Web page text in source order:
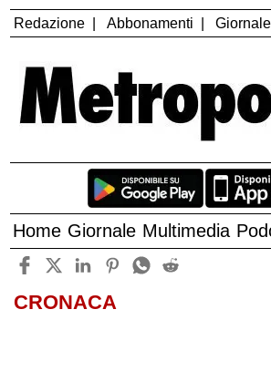
Redazione Abbonamenti Giornale
Home Giornale Multimedia
CRONACA